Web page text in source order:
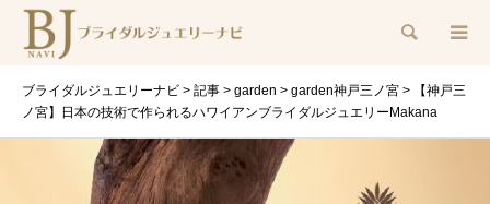
検索
ブライダルジュエリーナビ > 記事 > garden > garden神戸三ノ宮 >
【神戸三
ノ宮】日本の技術で作られるハワイアンブライダルジュエリーMakana